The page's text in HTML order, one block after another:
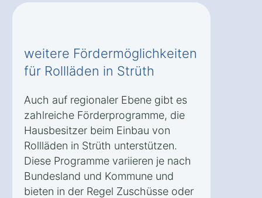
weitere Fördermöglichkeiten
für Rollläden in Strüth
Auch auf regionaler Ebene gibt es
zahlreiche Förderprogramme, die
Hausbesitzer beim Einbau von
Rollläden in Strüth unterstützen.
Diese Programme variieren je nach
Bundesland und Kommune und
bieten in der Regel Zuschüsse oder